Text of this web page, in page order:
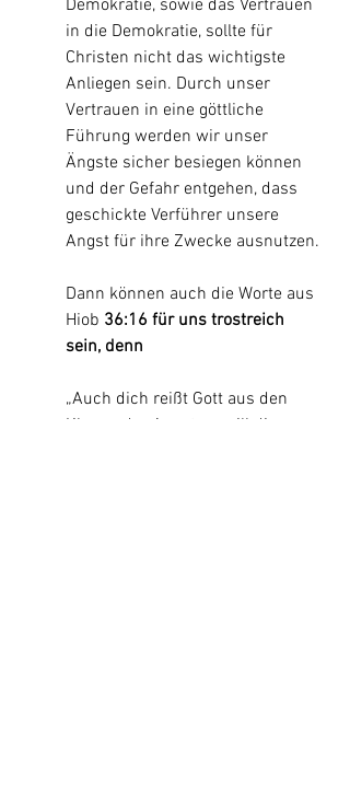
Demokratie, sowie das Vertrauen
in die Demokratie, sollte für
Christen nicht das wichtigste
Anliegen sein. Durch unser
Vertrauen in eine göttliche
Führung werden wir unser
Ängste sicher besiegen können
und der Gefahr entgehen, dass
geschickte Verführer unsere
Angst für ihre Zwecke ausnutzen.
Dann können auch die Worte aus
Hiob 36:16 für uns trostreich
sein, denn
„Auch dich reißt Gott aus den
Klauen der Angst, er will dir